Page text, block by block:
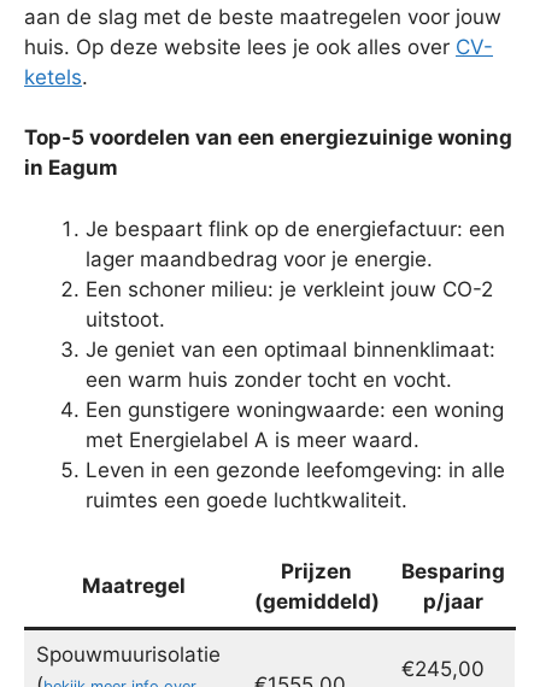
aan de slag met de beste maatregelen voor jouw
huis. Op deze website lees je ook alles over CV-
ketels.
Top-5 voordelen van een energiezuinige woning
in Eagum
Je bespaart flink op de energiefactuur: een
lager maandbedrag voor je energie.
Een schoner milieu: je verkleint jouw CO-2
uitstoot.
Je geniet van een optimaal binnenklimaat:
een warm huis zonder tocht en vocht.
Een gunstigere woningwaarde: een woning
met Energielabel A is meer waard.
Leven in een gezonde leefomgeving: in alle
ruimtes een goede luchtkwaliteit.
Maatregel
Prijzen
(gemiddeld)
Besparing
p/jaar
Spouwmuurisolatie
€245,00